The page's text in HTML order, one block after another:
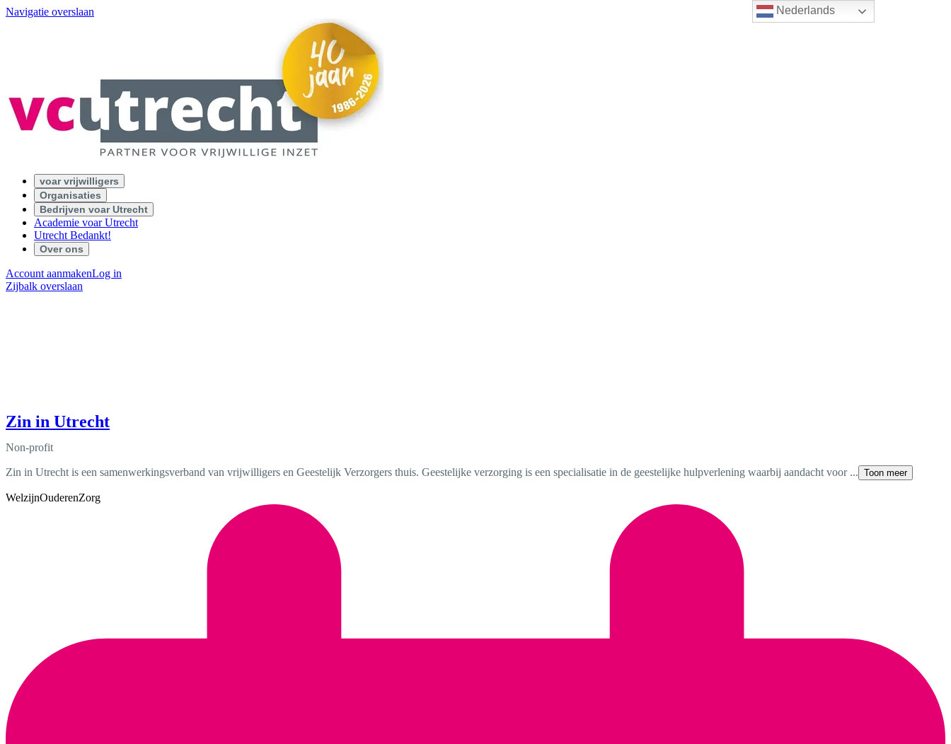
Nederlands
Navigatie overslaan
voar vrijwilligers
Organisaties
Bedrijven voar Utrecht
Academie voar Utrecht
Utrecht Bedankt!
Over ons
Account aanmakenLog in
Zijbalk overslaan
Zin in Utrecht
Non-profit
Zin in Utrecht is een samenwerkingsverband van vrijwilligers en Geestelijk Verzorgers thuis. Geestelijke verzorging is een specialisatie in de geestelijke hulpverlening waarbij aandacht voor ... Toon meer
WelzijnOuderenZorg